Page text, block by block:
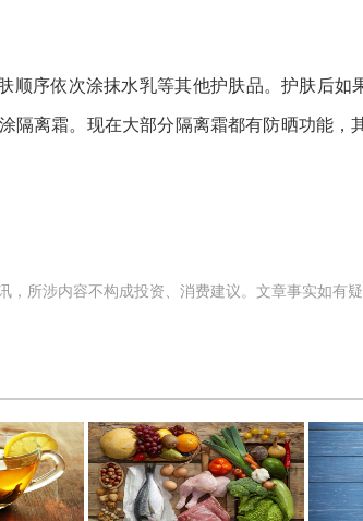
顺序依次涂抹水乳等其他护肤品。护肤后如
隔离霜。现在大部分隔离霜都有防晒功能，
所涉内容不构成投资、消费建议。文章事实如有